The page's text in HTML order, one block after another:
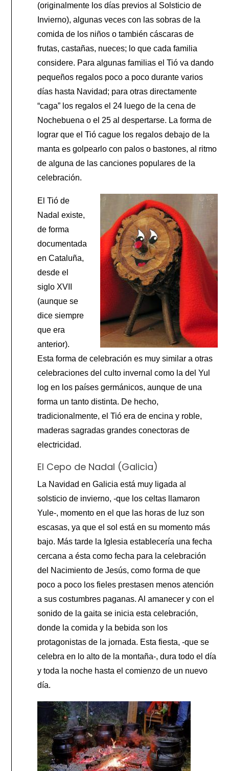
(originalmente los días previos al Solsticio de
Invierno), algunas veces con las sobras de la
comida de los niños o también cáscaras de
frutas, castañas, nueces; lo que cada familia
considere. Para algunas familias el Tió va dando
pequeños regalos poco a poco durante varios
días hasta Navidad; para otras directamente
“caga” los regalos el 24 luego de la cena de
Nochebuena o el 25 al despertarse. La forma de
lograr que el Tió cague los regalos debajo de la
manta es golpearlo con palos o bastones, al ritmo
de alguna de las canciones populares de la
celebración.
El Tió de
Nadal existe,
de forma
documentada
en Cataluña,
desde el
siglo XVII
(aunque se
dice siempre
que era
anterior).
Esta forma de celebración es muy similar a otras
celebraciones del culto invernal como la del Yul
log en los países germánicos, aunque de una
forma un tanto distinta. De hecho,
tradicionalmente, el Tió era de encina y roble,
maderas sagradas grandes conectoras de
electricidad.
El Cepo de Nadal (Galicia)
La Navidad en Galicia está muy ligada al
solsticio de invierno, -que los celtas llamaron
Yule-, momento en el que las horas de luz son
escasas, ya que el sol está en su momento más
bajo. Más tarde la Iglesia establecería una fecha
cercana a ésta como fecha para la celebración
del Nacimiento de Jesús, como forma de que
poco a poco los fieles prestasen menos atención
a sus costumbres paganas. Al amanecer y con el
sonido de la gaita se inicia esta celebración,
donde la comida y la bebida son los
protagonistas de la jornada. Esta fiesta, -que se
celebra en lo alto de la montaña-, dura todo el día
y toda la noche hasta el comienzo de un nuevo
día.